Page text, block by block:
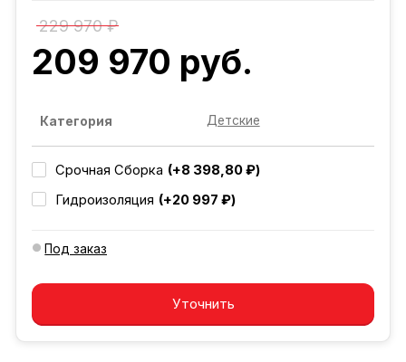
229 970 ₽
209 970 руб.
Категория Детские
Срочная Сборка (+8 398,80 ₽)
Гидроизоляция (+20 997 ₽)
Под заказ
Уточнить